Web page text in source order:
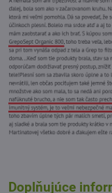
Doplňujúce